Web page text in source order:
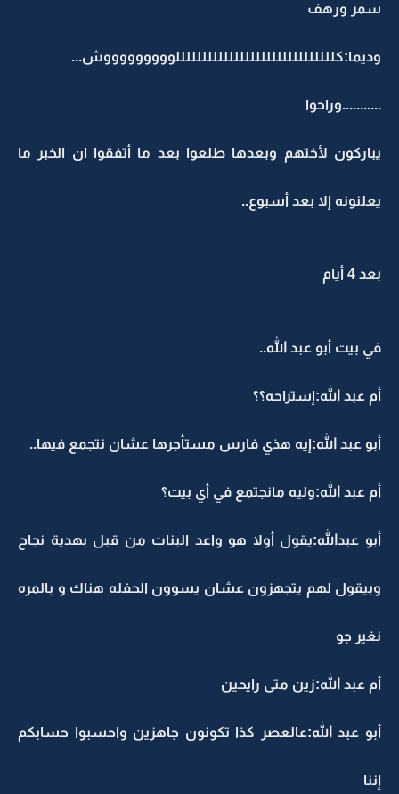
سمر ورهف
وديما:كللللللللللللللللللللللللللللللوووووووووش...
...........وراحوا
يباركون لأختهم وبعدها طلعوا بعد ما أتفقوا ان الخبر ما
يعلنونه إلا بعد أسبوع..
بعد 4 أيام
في بيت أبو عبد الله..
أم عبد الله:إستراحه؟؟
أبو عبد الله:إيه هذي فارس مستأجرها عشان نتجمع فيها..
أم عبد الله:وليه مانجتمع في أي بيت؟
أبو عبدالله:يقول أولا هو واعد البنات من قبل بهدية نجاح
وبيقول لهم يتجهزون عشان يسوون الحفله هناك و بالمره
نغير جو
أم عبد الله:زين متى رايحين
أبو عبد الله:عالعصر كذا تكونون جاهزين واحسبوا حسابكم
إننا